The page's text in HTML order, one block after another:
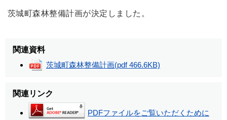
茨城町森林整備計画が決定しました。
関連資料
茨城町森林整備計画(pdf 466.6KB)
関連リンク
PDFファイルをご覧いただくために